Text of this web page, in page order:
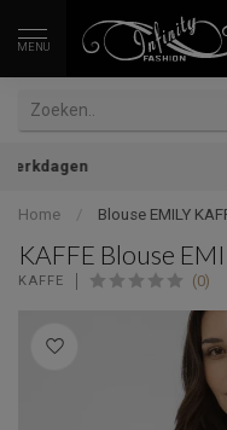
MENU
Track & Trace
Home / Blouse EMILY
KAFFE Blouse
KAFFE (0)